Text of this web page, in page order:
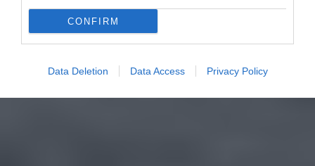
CONFIRM
Data Deletion Data Access Privacy Policy